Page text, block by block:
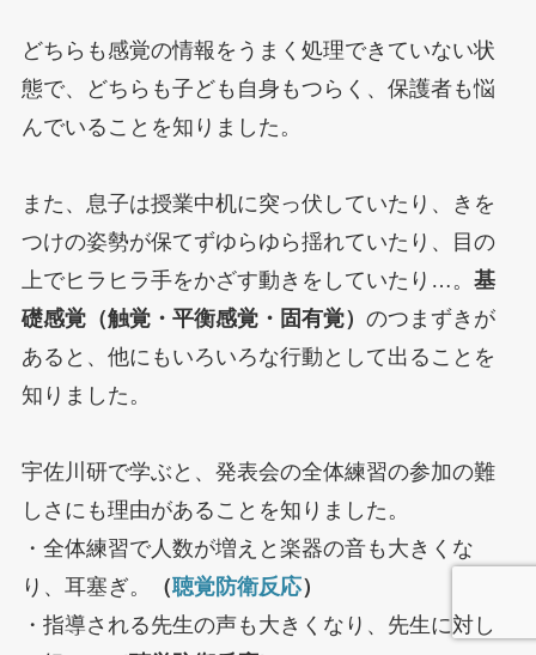
どちらも感覚の情報をうまく処理できていない状
態で、どちらも子ども自身もつらく、保護者も悩
んでいることを知りました。
また、息子は授業中机に突っ伏していたり、きを
つけの姿勢が保てずゆらゆら揺れていたり、目の
上でヒラヒラ手をかざす動きをしていたり…。 基
礎感覚（触覚・平衡感覚・固有覚） のつまずきが
あると、他にもいろいろな行動として出ることを
知りました。
宇佐川研で学ぶと、発表会の全体練習の参加の難
しさにも理由があることを知りました。
・全体練習で人数が増えと楽器の音も大きくな
り、耳塞ぎ。
（聴覚防衛反応）
・指導される先生の声も大きくなり、先生に対し